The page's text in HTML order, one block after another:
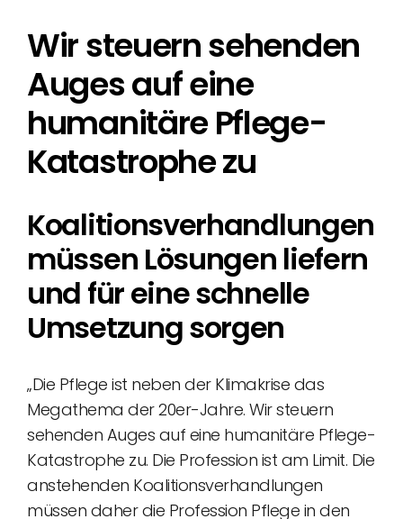
Wir steuern sehenden
Auges auf eine
humanitäre Pflege-
Katastrophe zu
Koalitionsverhandlungen
müssen Lösungen liefern
und für eine schnelle
Umsetzung sorgen
„Die Pflege ist neben der Klimakrise das
Megathema der 20er-Jahre. Wir steuern
sehenden Auges auf eine humanitäre Pflege-
Katastrophe zu. Die Profession ist am Limit. Die
anstehenden Koalitionsverhandlungen
müssen daher die Profession Pflege in den